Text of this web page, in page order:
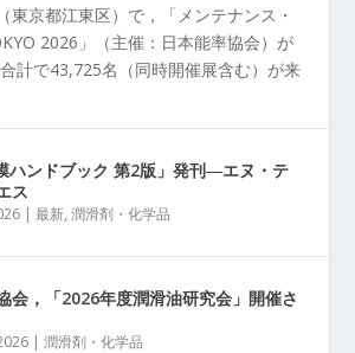
東京都江東区）で，「メンテナンス・
2026」（主催：日本能率協会）が
計で43,725名（同時開催展含む）が来
ハンドブック 第2版」発刊―エヌ・テ
ス
|最新,潤滑剤・化学品
会，「2026年度潤滑油研究会」開催さ
|潤滑剤・化学品